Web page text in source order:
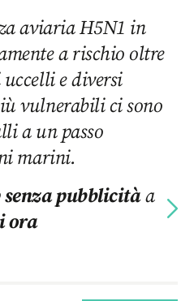
aviaria H5N1 in
a rischio oltre
e diversi
vulnerabili ci sono
a un passo
marini.
senza pubblicitàa
ora